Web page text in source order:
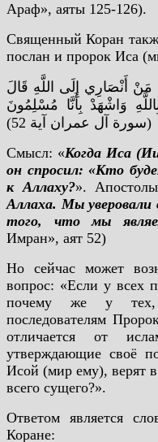
Араф», аяты 125-126).
Священный Коран
послан и пророк Иса
أَنْصَارِي إِلَى اللَّهِ قَالَ
وَاشْهَدْ بِأَنَّا مُسْلِمُونَ
(سورة آل عمران آية 52)
Смысл: «Когда Иса
он спросил: «Кто
к Аллаху?».
Аллаха. Мы
того, что мы
Имран», аят 52)
Но сейчас может
вопрос: «Если у всех
почему же у тех,
последователям
отличается от
утверждающие своё
Исой (мир ему), верят
всего сущего?».
Ответом является
Коране: